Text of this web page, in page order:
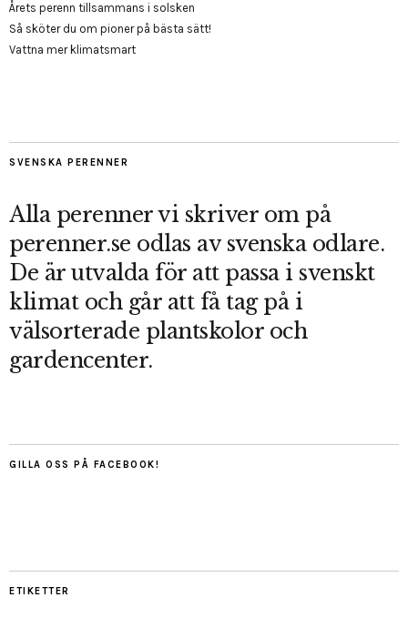
Årets perenn tillsammans i solsken
Så sköter du om pioner på bästa sätt!
Vattna mer klimatsmart
SVENSKA PERENNER
Alla perenner vi skriver om på
perenner.se odlas av svenska odlare.
De är utvalda för att passa i svenskt
klimat och går att få tag på i
välsorterade plantskolor och
gardencenter.
GILLA OSS PÅ FACEBOOK!
ETIKETTER